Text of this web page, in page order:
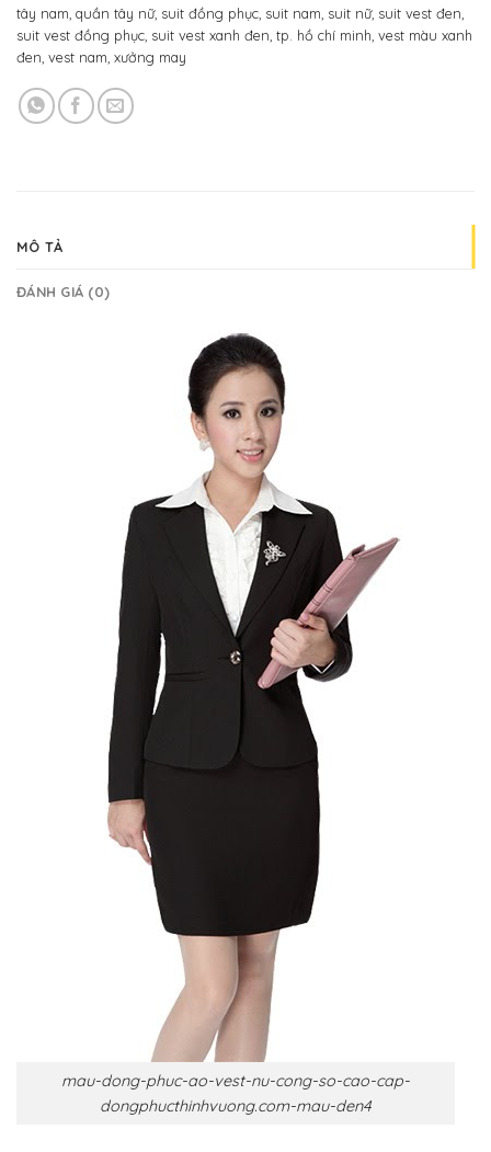
tây nam quần tây nữ, suit đồng phục suit nam suit nữ, suit vest đen
suit vest đồng phục suit vest xanh đen tp. hồ chí minh vest màu xanh
đen vest nam xưởng may
MÔ TẢ
ĐÁNH GIÁ (0)
mau-dong-phuc-ao-vest-nu-cong-so-cao-cap-
dongphucthinhvuong.com-mau-den4